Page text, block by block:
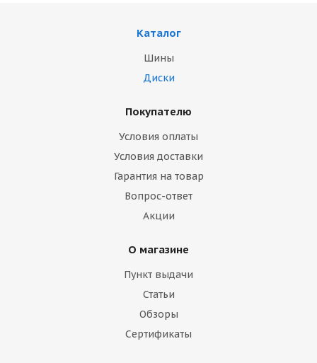
Каталог
Шины
Диски
Покупателю
Условия оплаты
Условия доставки
Гарантия на товар
Вопрос-ответ
Акции
О магазине
Пункт выдачи
Статьи
Обзоры
Сертификаты